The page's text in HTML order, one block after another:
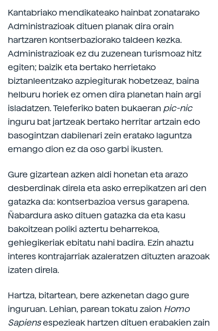
Kantabriako mendikateako hainbat zonatarako
Administrazioak dituen planak dira orain
hartzaren kontserbaziorako taldeen kezka.
Administrazioak ez du zuzenean turismoaz hitz
egiten; baizik eta bertako herrietako
biztanleentzako azpiegiturak hobetzeaz, baina
helburu horiek ez omen dira planetan hain argi
isladatzen. Teleferiko baten bukaeran pic-nic
inguru bat jartzeak bertako herritar artzain edo
basogintzan dabilenari zein eratako laguntza
emango dion ez da oso garbi ikusten.
Gure gizartean azken aldi honetan eta arazo
desberdinak direla eta asko errepikatzen ari den
gatazka da: kontserbazioa versus garapena.
Ñabardura asko dituen gatazka da eta kasu
bakoitzean poliki aztertu beharrekoa,
gehiegikeriak ebitatu nahi badira. Ezin ahaztu
interes kontrajarriak azaleratzen dituzten arazoak
izaten direla.
Hartza, bitartean, bere azkenetan dago gure
inguruan. Lehian, parean tokatu zaion Homo
Sapiensespezieak hartzen dituen erabakien zain